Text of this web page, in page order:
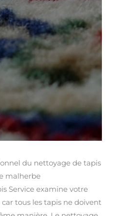
du nettoyage de tapis
malherbe
Service examine votre
tous les tapis ne doivent